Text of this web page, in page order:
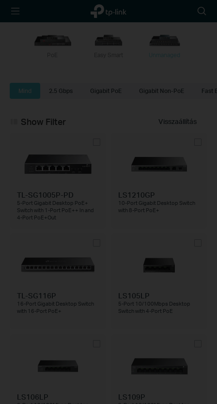
TP-Link,
Reliably
icon
Unmanaged
Mind 2.5 Gbps Gigabit PoE Gigabit Non-PoE Fast
Visszaállítás
Show Filter
TL-SG1005P-PD
5-Port Gigabit Desktop PoE+
Switch with 1-Port PoE++ In and
4-Port PoE+Out
LS1210GP
10-Port Gigabit Desktop Switch
with 8-Port PoE+
TL-SG116P
16-Port Gigabit Desktop Switch
with 16-Port PoE+
LS105LP
5-Port 10/100Mbps Desktop
Switch with 4-Port PoE
LS106LP LS109P